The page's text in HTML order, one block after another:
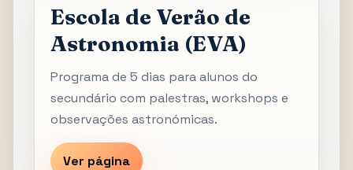
Escola de Verão de
Astronomia (EVA)
Programa de 5 dias para alunos do
secundário com palestras, workshops e
observações astronómicas.
Ver página